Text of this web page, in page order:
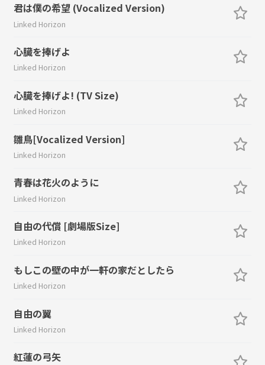
君は僕の希望 (Vocalized Version)
Linked Horizon
心臓を捧げよ
Linked Horizon
心臓を捧げよ! (TV Size)
Linked Horizon
雛鳥[Vocalized Version]
Linked Horizon
青春は花火のように
Linked Horizon
自由の代償 [劇場版Size]
Linked Horizon
もしこの壁の中が一軒の家だとしたら
Linked Horizon
自由の翼
Linked Horizon
紅蓮の弓矢